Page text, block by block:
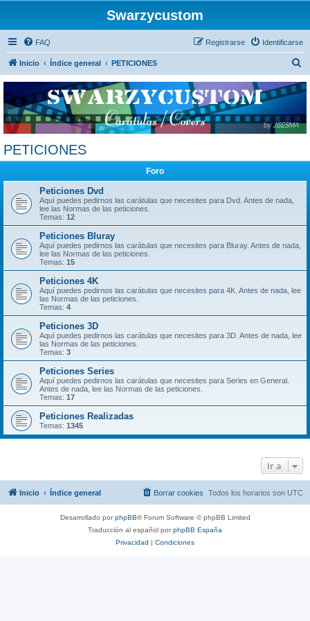
Swarzycustom
FAQ Identificarse
Registrarse
Inicio Índice general PETICIONES
c
PETICIONES
Foro
Peticiones Dvd
Aquí puedes pedirnos las carátulas que necesites para Dvd. Antes de nada,
lee las Normas de las peticiones.
Temas: 12
Peticiones Bluray
Aquí puedes pedirnos las carátulas que necesites para Bluray. Antes de nada,
lee las Normas de las peticiones.
Temas: 15
Peticiones 4K
Aquí puedes pedirnos las carátulas que necesites para 4K. Antes de nada, lee
las Normas de las peticiones.
Temas: 4
Peticiones 3D
Aquí puedes pedirnos las carátulas que necesites para 3D. Antes de nada, lee
las Normas de las peticiones.
Temas: 3
Peticiones Series
Aquí puedes pedirnos las carátulas que necesites para Series en General.
Antes de nada, lee las Normas de las peticiones.
Temas: 17
Peticiones Realizadas
Temas: 1345
Ir a
Inicio Índice general Todos los horarios son UTC
Borrar cookies
Desarrollado porphpBB® Forum Software © phpBB Limited
Traducción al español porphpBB España
Privacidad | Condiciones